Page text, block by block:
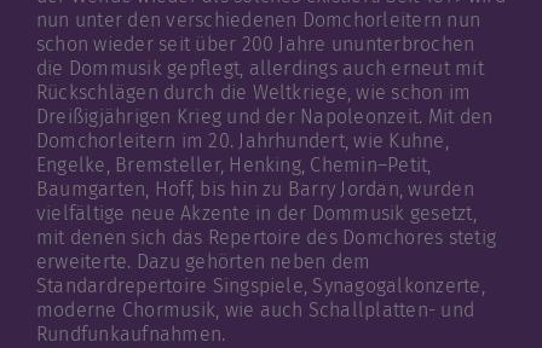
nun unter den verschiedenen Domchorleitern nun
schon wieder seit über 200 Jahre ununterbrochen
die Dommusik gepflegt, allerdings auch erneut mit
Rückschlägen durch die Weltkriege, wie schon im
Dreißigjährigen Krieg und der Napoleonzeit. Mit den
Domchorleitern im 20. Jahrhundert, wie Kuhne,
Engelke, Bremsteller, Henking, Chemin–Petit,
Baumgarten, Hoff, bis hin zu Barry Jordan, wurden
vielfältige neue Akzente in der Dommusik gesetzt,
mit denen sich das Repertoire des Domchores stetig
erweiterte. Dazu gehörten neben dem
Standardrepertoire Singspiele, Synagogalkonzerte,
moderne Chormusik, wie auch Schallplatten- und
Rundfunkaufnahmen.